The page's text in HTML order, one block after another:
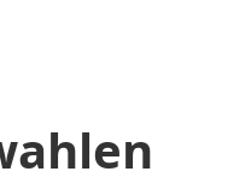
November